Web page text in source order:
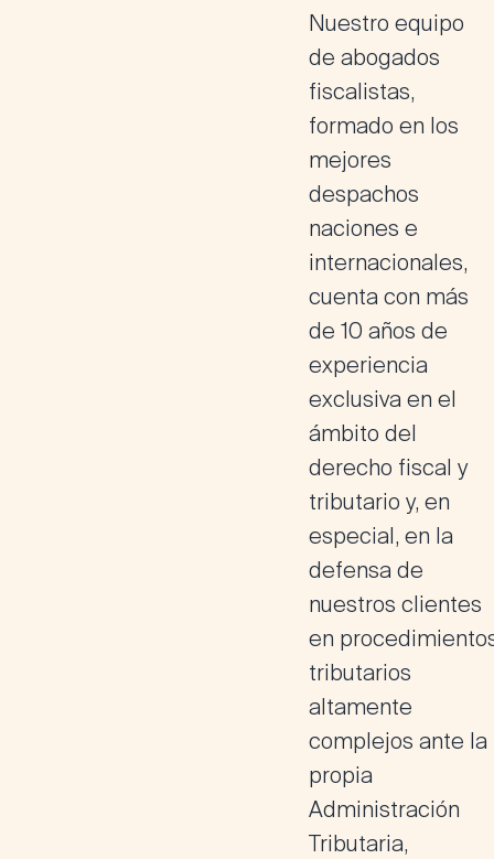
Nuestro equipo
de abogados
fiscalistas,
formado en los
mejores
despachos
naciones e
internacionales,
cuenta con más
de 10 años de
experiencia
exclusiva en el
ámbito del
derecho fiscal y
tributario y, en
especial, en la
defensa de
nuestros clientes
en
tributarios
altamente
complejos ante la
propia
Administración
Tributaria,